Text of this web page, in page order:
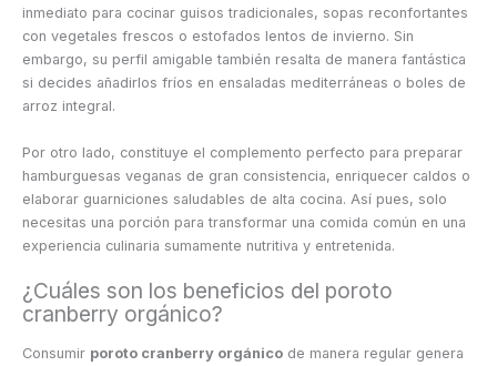
inmediato para cocinar guisos tradicionales, sopas reconfortantes
con vegetales frescos o estofados lentos de invierno. Sin
embargo, su perfil amigable también resalta de manera fantástica
si decides añadirlos fríos en ensaladas mediterráneas o boles de
arroz integral.
Por otro lado, constituye el complemento perfecto para preparar
hamburguesas veganas de gran consistencia, enriquecer caldos o
elaborar guarniciones saludables de alta cocina. Así pues, solo
necesitas una porción para transformar una comida común en una
experiencia culinaria sumamente nutritiva y entretenida.
¿Cuáles son los beneficios del poroto
cranberry orgánico?
Consumir poroto cranberry orgánico de manera regular genera